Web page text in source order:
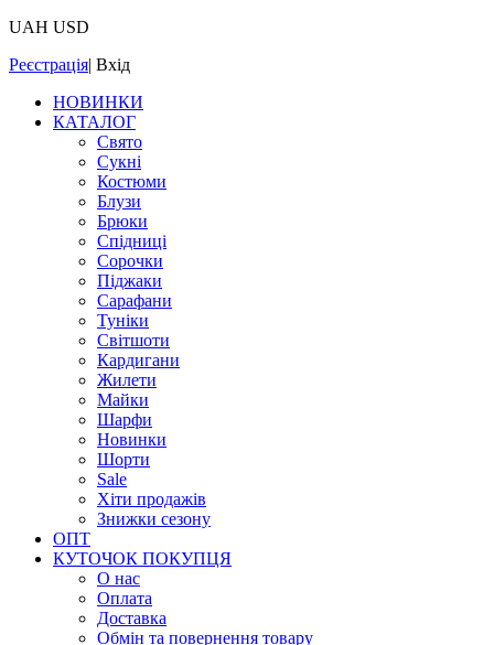
UAH USD
Реєстрація| Вхід
НОВИНКИ
КАТАЛОГ
Свято
Сукні
Костюми
Блузи
Брюки
Спідниці
Сорочки
Піджаки
Сарафани
Туніки
Світшоти
Кардигани
Жилети
Майки
Шарфи
Новинки
Шорти
Sale
Хіти продажів
Знижки сезону
ОПТ
КУТОЧОК ПОКУПЦЯ
О нас
Оплата
Доставка
Обмін та повернення товару